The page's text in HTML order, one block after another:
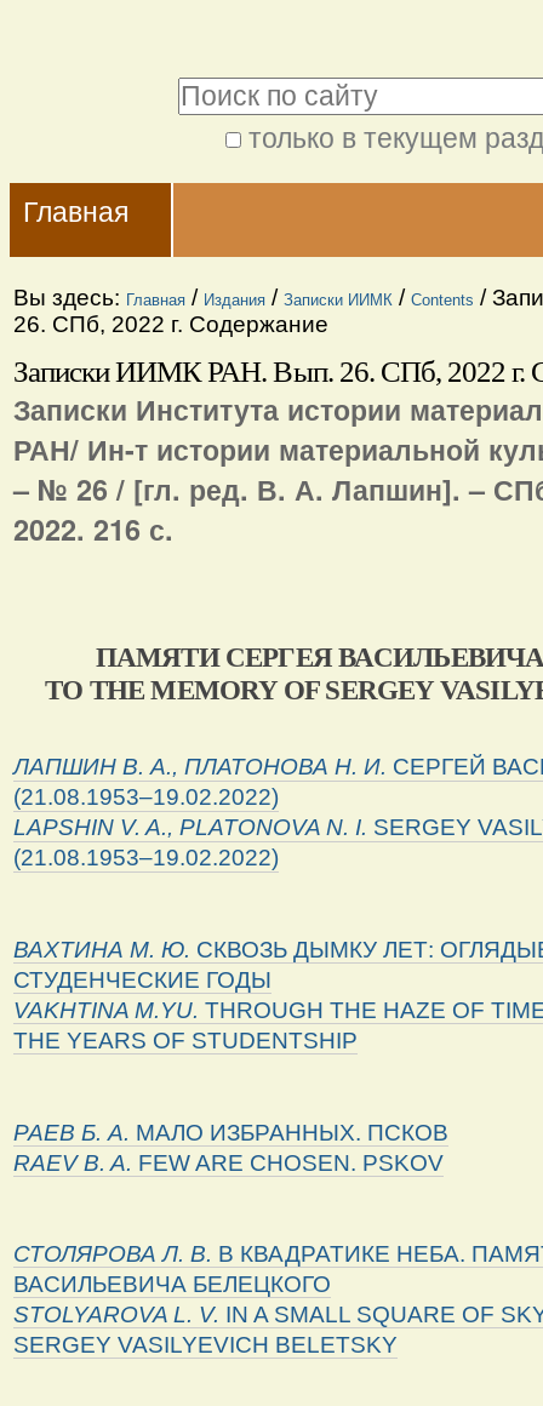
содержимому.
Перейти
навигации
только в текущем
поиск
Navigation
Главная
Вы здесь: Главная / Издания / Записки ИИМК / Contents /
26. СПб, 2022 г. Содержание
Записки ИИМК РАН. Вып. 26. СПб, 2022 г.
Записки Института истории
РАН/ Ин-т истории материальной
– № 26 / [гл. ред. В. А. Лапшин]. –
2022. 216 с.
ПАМЯТИ СЕРГЕЯ
TO THE MEMORY OF SERGEY
ЛАПШИН В. А., ПЛАТОНОВА Н. И. СЕРГЕЙ
(21.08.1953–19.02.2022)
LAPSHIN V.A., PLATONOVA N. I. SERGEY
(21.08.1953–19.02.2022)
ВАХТИНА М. Ю. СКВОЗЬ ДЫМКУ ЛЕТ:
СТУДЕНЧЕСКИЕ ГОДЫ
VAKHTINA M.YU. THROUGH THE HAZE OF
THE YEARS OF STUDENTSHIP
РАЕВ Б. А. МАЛО ИЗБРАННЫХ. ПСКОВ
RAEV B. A. FEW ARE CHOSEN. PSKOV
СТОЛЯРОВА Л. В. В КВАДРАТИКЕ НЕБА.
ВАСИЛЬЕВИЧА БЕЛЕЦКОГО
STOLYAROVA L. V. IN A SMALL SQUARE OF
SERGEY VASILYEVICH BELETSKY